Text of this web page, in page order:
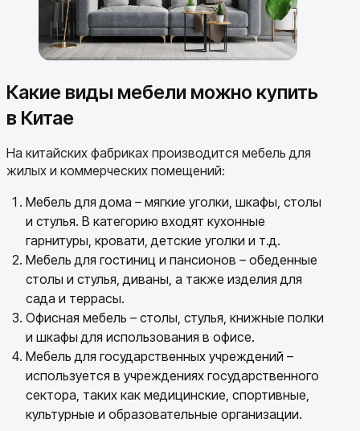
Какие виды мебели можно купить
в Китае
На китайских фабриках производится мебель для
жилых и коммерческих помещений:
Мебель для дома – мягкие уголки, шкафы, столы
и стулья. В категорию входят кухонные
гарнитуры, кровати, детские уголки и т.д.
Мебель для гостиниц и пансионов – обеденные
столы и стулья, диваны, а также изделия для
сада и террасы.
Офисная мебель – столы, стулья, книжные полки
и шкафы для использования в офисе.
Мебель для государственных учреждений –
используется в учреждениях государственного
сектора, таких как медицинские, спортивные,
культурные и образовательные организации.